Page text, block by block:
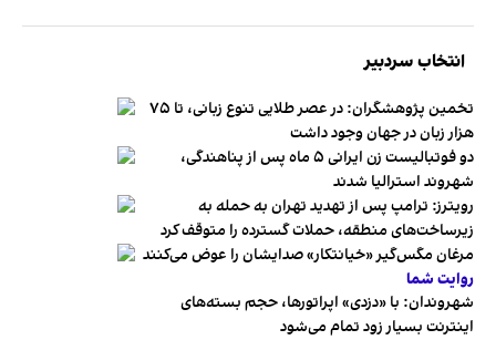
انتخاب سردبیر
تخمین پژوهشگران: در عصر طلایی تنوع زبانی، تا ۷۵
هزار زبان در جهان وجود داشت
دو فوتبالیست زن ایرانی ۵ ماه پس از پناهندگی،
شهروند استرالیا شدند
رویترز: ترامپ پس از تهدید تهران به حمله به
زیرساخت‌های منطقه، حملات گسترده را متوقف کرد
مرغان مگس‌گیر «خیانتکار» صدایشان را عوض می‌کنند
روایت شما
شهروندان:‌ با «دزدی» اپراتورها، حجم بسته‌های
اینترنت بسیار زود تمام می‌شود